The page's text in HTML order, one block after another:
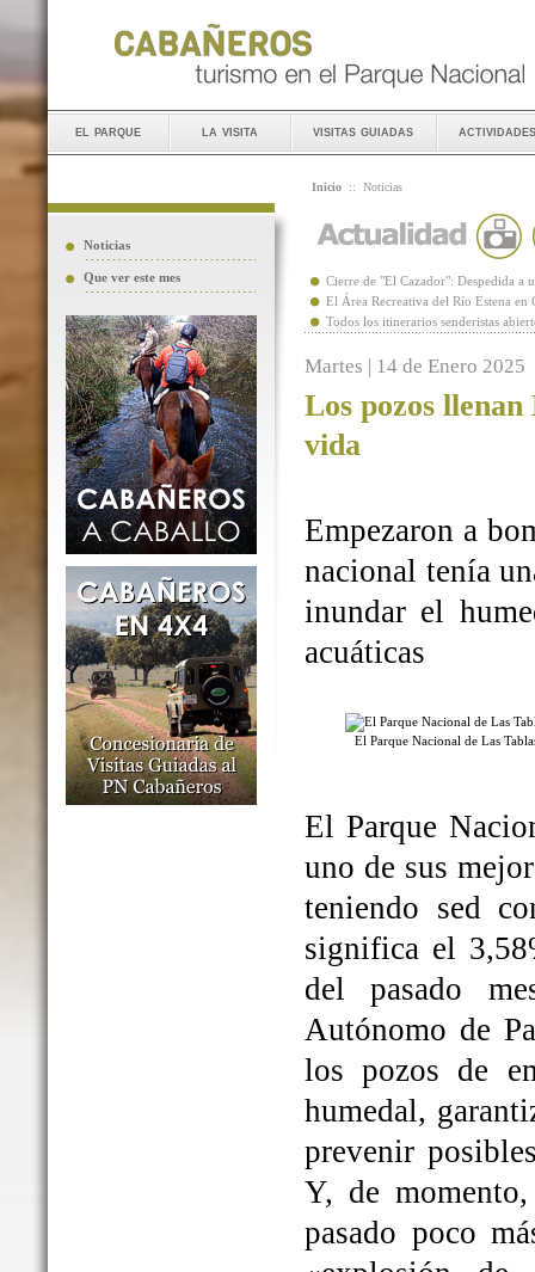
el parque la visita visitas guiadas actividades
Noticias
Que ver este mes
Inicio :: Noticias
Cierre de "El Cazador": Despedida a
El Área Recreativa del Río Estena
Todos los itinerarios senderistas
Martes | 14 de Enero 2025
Los pozos
vida
Empezaron a
nacional tenía
inundar el
acuáticas
El Parque Nacional de Las
El Parque
uno de sus
teniendo sed
significa el
del pasado
Autónomo de
los pozos de
humedal,
prevenir
Y, de
pasado poco